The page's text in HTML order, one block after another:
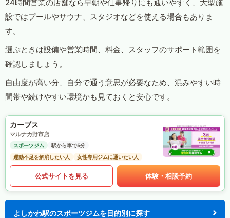
24時間営業の店舗なら早朝や仕事帰りにも通いやすく、大型施
設ではプールやサウナ、スタジオなどを使える場合もありま
す。
選ぶときは設備や営業時間、料金、スタッフのサポート範囲を
確認しましょう。
自由度が高い分、自分で通う意思が必要なため、混みやすい時
間帯や続けやすい環境かも見ておくと安心です。
カーブス
マルナカ野市店
スポーツジム
駅から車で5分
運動不足を解消したい人
女性専用ジムに通いたい人
公式サイトを見る 体験・相談予約
よしかわ駅のスポーツジムを目的別に探す